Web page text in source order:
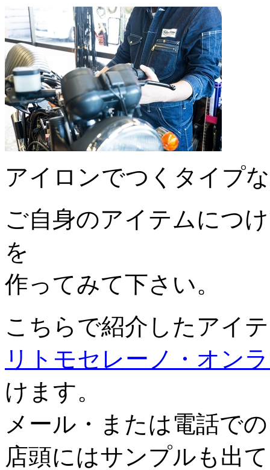
アイロンでつくタイプ
ご自身のアイテムにつ
を
作ってみて下さい。
こちらで紹介したアイ
リトモセレーノ・オン
けます。
メール・または電話で
店頭にはサンプルも出